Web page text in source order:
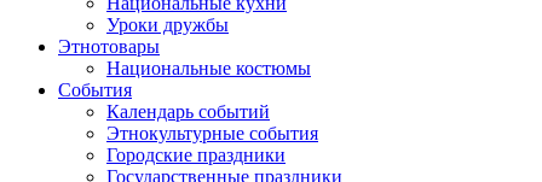
Уроки дружбы
Этнотовары
Национальные костюмы
События
Календарь событий
Этнокультурные события
Городские праздники
Государственные праздники